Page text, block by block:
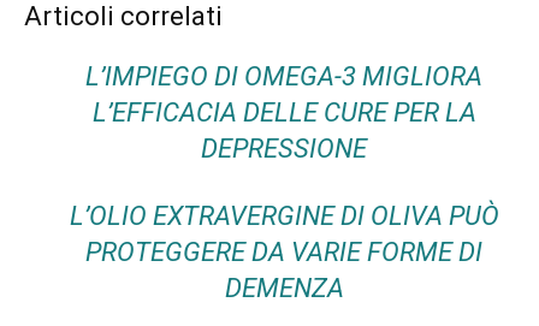
Articoli correlati
L’IMPIEGO DI OMEGA-3 MIGLIORA
L’EFFICACIA DELLE CURE PER LA
DEPRESSIONE
L’OLIO EXTRAVERGINE DI OLIVA PUÒ
PROTEGGERE DA VARIE FORME DI
DEMENZA